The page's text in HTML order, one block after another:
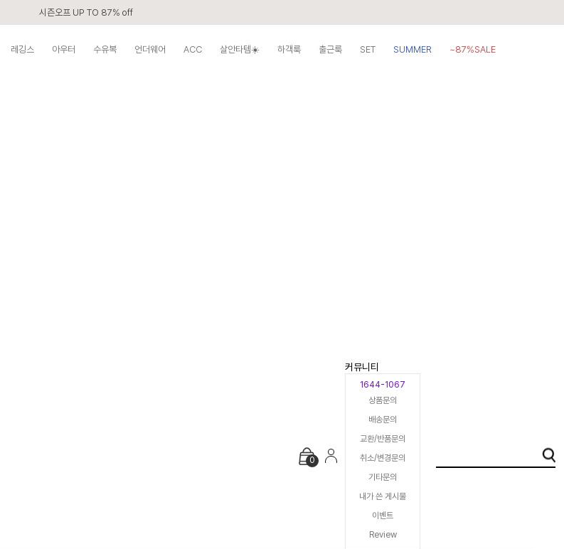
시즌오프 UP TO 87% off
레깅스 아우터 수유복 언더웨어 ACC 살안타템☀️ 하객룩 출근룩 SET SUMMER
~87%SALE
0
커뮤니티
1644-1067
상품문의
배송문의
교환/반품문의
취소/변경문의
기타문의
내가 쓴 게시물
이벤트
Review